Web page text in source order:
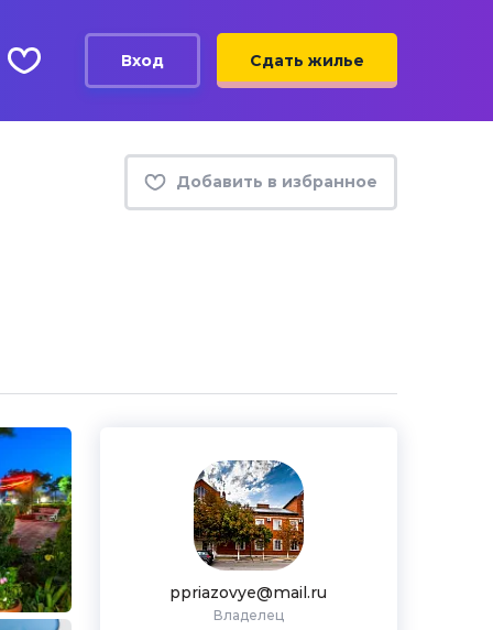
Вход Сдать жилье
Добавить в избранное
ppriazovye@mail.ru
Владелец